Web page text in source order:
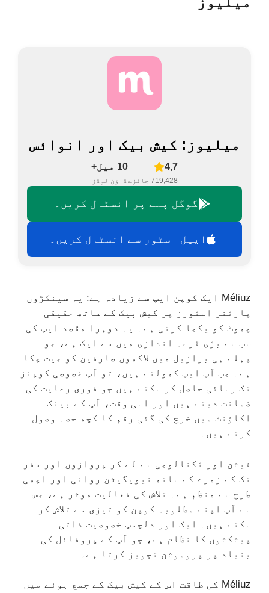
میلیوز: کیش بیک اور انوائس
4,7
719,428 جائزے
10 میل+
ڈاؤن لوڈز
گوگل پلے پر انسٹال کریں۔
ایپل اسٹور سے انسٹال کریں۔
Méliuz ایک کوپن ایپ سے زیادہ ہے: یہ سینکڑوں
پارٹنر اسٹورز پر کیش بیک کے ساتھ حقیقی
چھوٹ کو یکجا کرتی ہے۔ یہ دوہرا مقصد ایپ کی
سب سے بڑی قرعہ اندازی میں سے ایک ہے، جو
پہلے ہی برازیل میں لاکھوں صارفین کو جیت چکا
ہے۔ جب آپ ایپ کھولتے ہیں، تو آپ خصوصی کوپنز
تک رسائی حاصل کر سکتے ہیں جو فوری رعایت کی
ضمانت دیتے ہیں اور اسی وقت، آپ کے بینک
اکاؤنٹ میں خرچ کی گئی رقم کا کچھ حصہ وصول
کرتے ہیں۔
فیشن اور ٹکنالوجی سے لے کر پروازوں اور سفر
تک کے زمرے کے ساتھ نیویگیشن روانی اور اچھی
طرح سے منظم ہے۔ تلاش کی فعالیت موثر ہے، جس
سے آپ اپنے مطلوبہ کوپن کو تیزی سے تلاش کر
سکتے ہیں۔ ایک اور دلچسپ خصوصیت ذاتی
پیشکشوں کا نظام ہے، جو آپ کے پروفائل کی
بنیاد پر پروموشن تجویز کرتا ہے۔
Méliuz کی طاقت اس کے کیش بیک کے جمع ہونے میں